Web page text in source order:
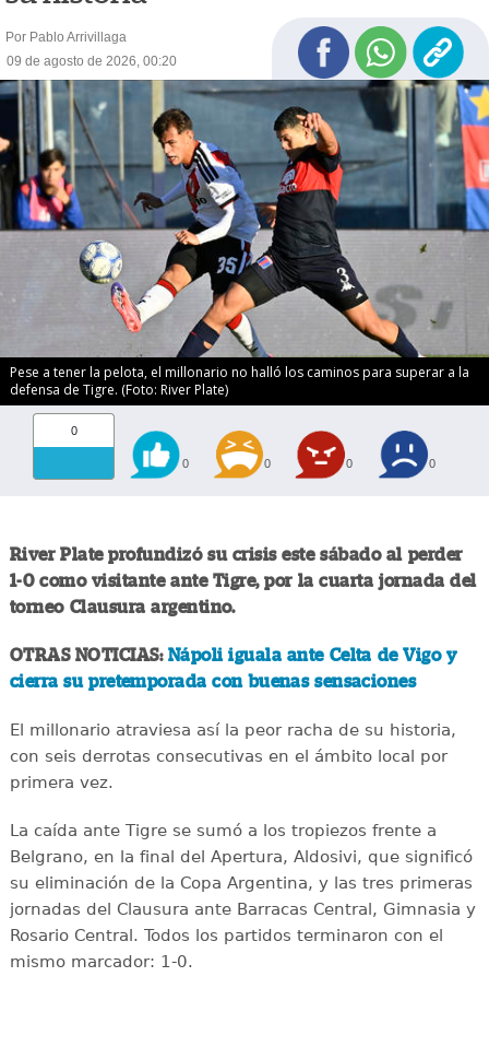
Por Pablo Arrivillaga
09 de agosto de 2026, 00:20
Pese a tener la pelota, el millonario no halló los caminos para superar a la
defensa de Tigre. (Foto: River Plate)
0
0 0 0 0
River Plate profundizó su crisis este sábado al perder
1-0 como visitante ante Tigre, por la cuarta jornada del
torneo Clausura argentino.
OTRAS NOTICIAS: Nápoli iguala ante Celta de Vigo y
cierra su pretemporada con buenas sensaciones
El millonario atraviesa así la peor racha de su historia,
con seis derrotas consecutivas en el ámbito local por
primera vez.
La caída ante Tigre se sumó a los tropiezos frente a
Belgrano, en la final del Apertura, Aldosivi, que significó
su eliminación de la Copa Argentina, y las tres primeras
jornadas del Clausura ante Barracas Central, Gimnasia y
Rosario Central. Todos los partidos terminaron con el
mismo marcador: 1-0.